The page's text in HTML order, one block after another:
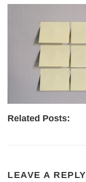
Related Posts:
LEAVE A REPLY